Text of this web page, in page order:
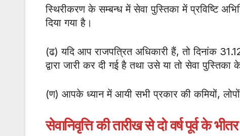
स्थिरीकरण के सम्बन्ध में सेवा पुस्तिका में प्रविष्टि
दिया गया है।
(ढ) यदि आप राजपत्रित अधिकारी हैं, तो दिनांक
द्वारा जारी कर दी गई है तथा उसे या तो सेवा
(ण) आपके ध्यान में आयी सभी प्रकार की कमियों,
सेवानिवृत्ति की तारीख से दो वर्ष पूर्व के